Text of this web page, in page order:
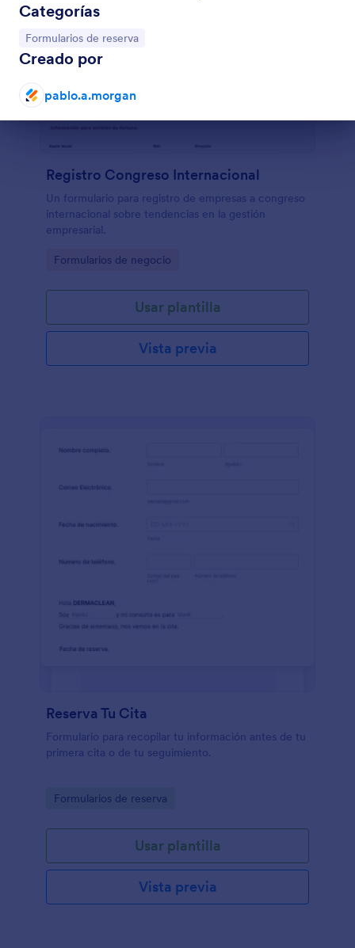
Categorías
Ir a Categoría:
Formularios de reserva
Creado por
pablo.a.morgan
Fin del diálogo
Registro Congreso Internacional
Un formulario para registro de empresas a congreso
internacional sobre tendencias en la gestión
empresarial.
Go to Category:
Formularios de negocio
Usar plantilla
Vista previa
Reserva Tu Cita
Formulario para recopilar tu información antes de tu
primera cita o de tu seguimiento.
Go to Category:
Formularios de reserva
Usar plantilla
Vista previa